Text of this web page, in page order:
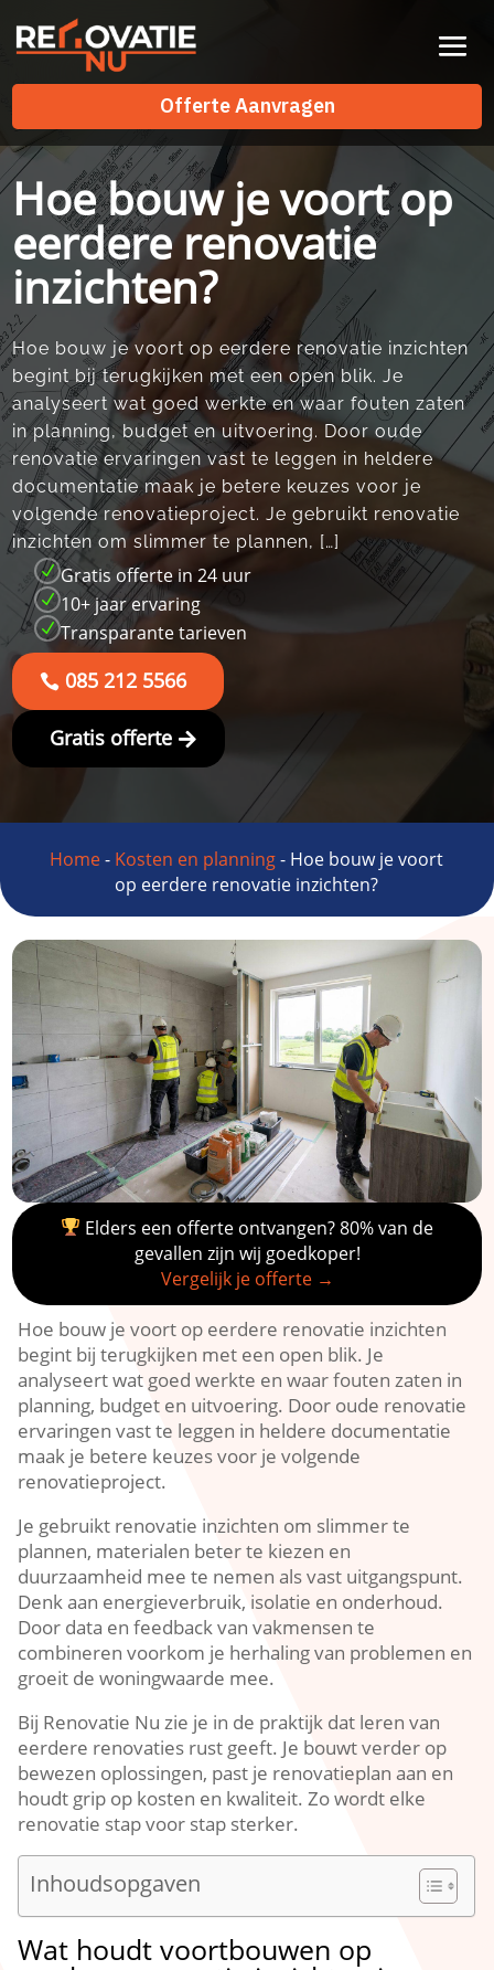
Offerte Aanvragen
Offerte Aanvragen
Hoe bouw je voort op
eerdere renovatie
inzichten?
Hoe bouw je voort op eerdere renovatie inzichten
begint bij terugkijken met een open blik.​ Je
analyseert wat goed werkte en waar fouten zaten
in planning, budget en uitvoering.​ Door oude
renovatie ervaringen vast te leggen in heldere
documentatie maak je betere keuzes voor je
volgende renovatieproject.​ Je gebruikt renovatie
inzichten om slimmer te plannen, […]
N Gratis offerte in 24 uur
N 10+ jaar ervaring
N Transparante tarieven
085 212 5566
Gratis offerte
Home- Kosten en planning- Hoe bouw je voort
op eerdere renovatie inzichten?
Elders een offerte ontvangen? 80% van de
gevallen zijn wij goedkoper!
Vergelijk je offerte →
Hoe bouw je voort op eerdere renovatie inzichten
begint bij terugkijken met een open blik.​ Je
analyseert wat goed werkte en waar fouten zaten in
planning, budget en uitvoering.​ Door oude renovatie
ervaringen vast te leggen in heldere documentatie
maak je betere keuzes voor je volgende
renovatieproject.​
Je gebruikt renovatie inzichten om slimmer te
plannen, materialen beter te kiezen en
duurzaamheid mee te nemen als vast uitgangspunt.​
Denk aan energieverbruik, isolatie en onderhoud.​
Door data en feedback van vakmensen te
combineren voorkom je herhaling van problemen en
groeit de woningwaarde mee.​
Bij Renovatie Nu zie je in de praktijk dat leren van
eerdere renovaties rust geeft.​ Je bouwt verder op
bewezen oplossingen, past je renovatieplan aan en
houdt grip op kosten en kwaliteit.​ Zo wordt elke
renovatie stap voor stap sterker.​
Inhoudsopgaven
Wat houdt voortbouwen op